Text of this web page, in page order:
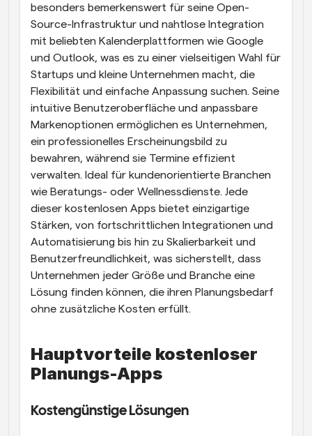
besonders bemerkenswert für seine Open-
Source-Infrastruktur und nahtlose Integration
mit beliebten Kalenderplattformen wie Google
und Outlook, was es zu einer vielseitigen Wahl für
Startups und kleine Unternehmen macht, die
Flexibilität und einfache Anpassung suchen. Seine
intuitive Benutzeroberfläche und anpassbare
Markenoptionen ermöglichen es Unternehmen,
ein professionelles Erscheinungsbild zu
bewahren, während sie Termine effizient
verwalten. Ideal für kundenorientierte Branchen
wie Beratungs- oder Wellnessdienste. Jede
dieser kostenlosen Apps bietet einzigartige
Stärken, von fortschrittlichen Integrationen und
Automatisierung bis hin zu Skalierbarkeit und
Benutzerfreundlichkeit, was sicherstellt, dass
Unternehmen jeder Größe und Branche eine
Lösung finden können, die ihren Planungsbedarf
ohne zusätzliche Kosten erfüllt.
Hauptvorteile kostenloser
Planungs-Apps
Kostengünstige Lösungen